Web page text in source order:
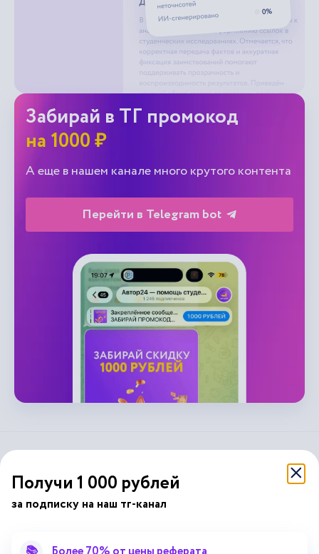
Забирай в ТГ промокод
на 1000 ₽
А еще в нашем канале много крутого контента
Перейти в Telegram bot
отавтор24
Подписывайся на наши соц. сети
Получи 1 000 рублей
за подписку на наш тг-канал